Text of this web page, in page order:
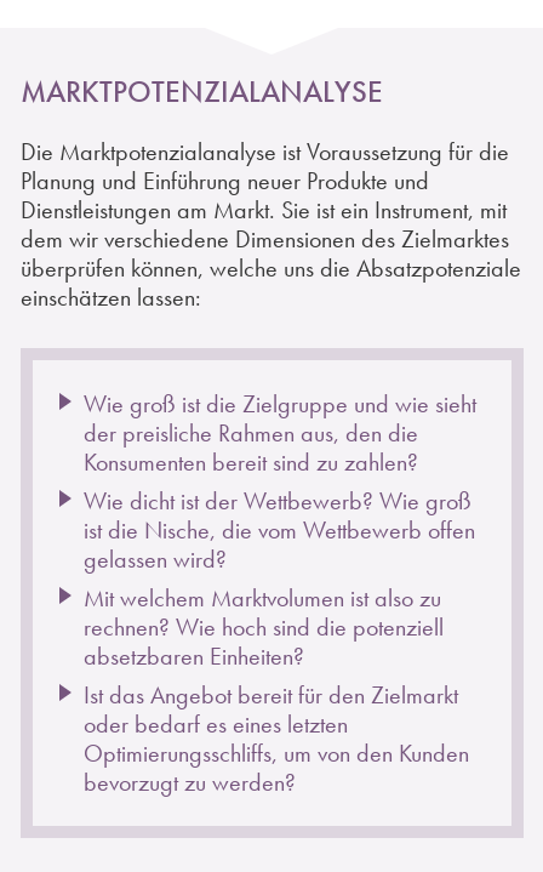
MARKTPOTENZIALANALYSE
Die Marktpotenzialanalyse ist Voraussetzung für die
Planung und Einführung neuer Produkte und
Dienstleistungen am Markt. Sie ist ein Instrument, mit
dem wir verschiedene Dimensionen des Zielmarktes
überprüfen können, welche uns die Absatzpotenziale
einschätzen lassen:
Wie groß ist die Zielgruppe und wie sieht
der preisliche Rahmen aus, den die
Konsumenten bereit sind zu zahlen?
Wie dicht ist der Wettbewerb? Wie groß
ist die Nische, die vom Wettbewerb offen
gelassen wird?
Mit welchem Marktvolumen ist also zu
rechnen? Wie hoch sind die potenziell
absetzbaren Einheiten?
Ist das Angebot bereit für den Zielmarkt
oder bedarf es eines letzten
Optimierungsschliffs, um von den Kunden
bevorzugt zu werden?